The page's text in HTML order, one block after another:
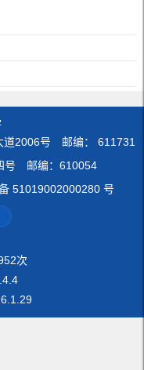
道2006号 邮编： 611731
号 邮编：610054
51019002000280 号
次
4 4
1 29